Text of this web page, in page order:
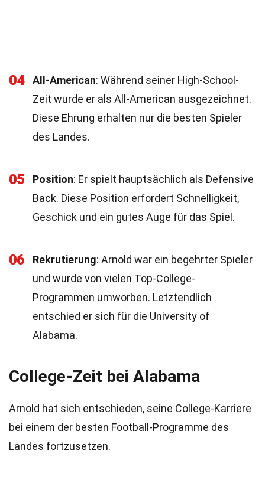
04 All-American: Während seiner High-School-
Zeit wurde er als All-American ausgezeichnet.
Diese Ehrung erhalten nur die besten Spieler
des Landes.
05 Position: Er spielt hauptsächlich als Defensive
Back. Diese Position erfordert Schnelligkeit,
Geschick und ein gutes Auge für das Spiel.
06 Rekrutierung: Arnold war ein begehrter Spieler
und wurde von vielen Top-College-
Programmen umworben. Letztendlich
entschied er sich für die University of
Alabama.
College-Zeit bei Alabama
Arnold hat sich entschieden, seine College-Karriere
bei einem der besten Football-Programme des
Landes fortzusetzen.